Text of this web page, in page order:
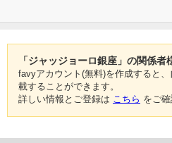
「ジャッジョーロ銀座」の関係者
favyアカウント(無料)を作成すると
載することができます。
詳しい情報とご登録は こちら をご確